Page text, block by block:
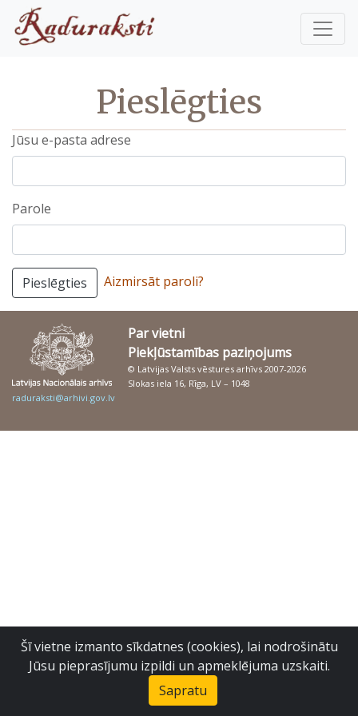
Pieslēgties
Jūsu e-pasta adrese
Parole
Pieslēgties Aizmirsāt paroli?
Par vietni
Piekļūstamības paziņojums
© Latvijas Valsts vēstures arhīvs 2007-2026
Slokas iela 16, Rīga, LV – 1048
raduraksti@arhivi.gov.lv
Šī vietne izmanto sīkdatnes (cookies), lai nodrošinātu
Jūsu pieprasījumu izpildi un apmeklējuma uzskaiti.
Sapratu